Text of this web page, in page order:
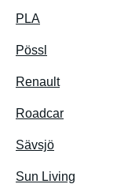
PLA
Pössl
Renault
Roadcar
Sävsjö
Sun Living